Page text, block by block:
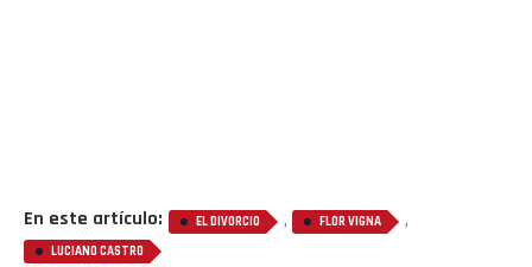
En este artículo: EL DIVORCIO , FLOR VIGNA ,
LUCIANO CASTRO